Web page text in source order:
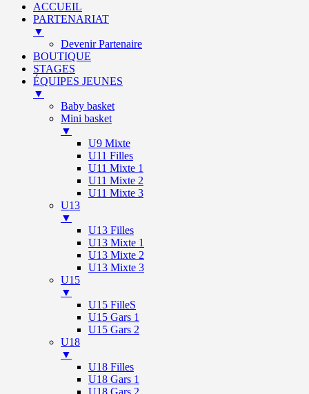
ACCUEIL
PARTENARIAT
▼
Devenir Partenaire
BOUTIQUE
STAGES
ÉQUIPES JEUNES
▼
Baby basket
Mini basket
▼
U9 Mixte
U11 Filles
U11 Mixte 1
U11 Mixte 2
U11 Mixte 3
U13
▼
U13 Filles
U13 Mixte 1
U13 Mixte 2
U13 Mixte 3
U15
▼
U15 FilleS
U15 Gars 1
U15 Gars 2
U18
▼
U18 Filles
U18 Gars 1